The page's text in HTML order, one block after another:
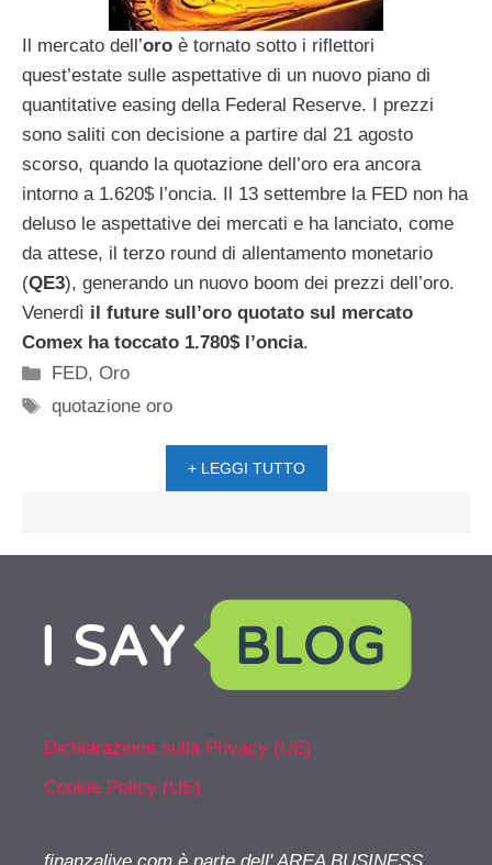
Il mercato dell’oro è tornato sotto i riflettori
quest’estate sulle aspettative di un nuovo piano di
quantitative easing della Federal Reserve. I prezzi
sono saliti con decisione a partire dal 21 agosto
scorso, quando la quotazione dell’oro era ancora
intorno a 1.620$ l’oncia. Il 13 settembre la FED non ha
deluso le aspettative dei mercati e ha lanciato, come
da attese, il terzo round di allentamento monetario
(QE3), generando un nuovo boom dei prezzi dell’oro.
Venerdì il future sull’oro quotato sul mercato
Comex ha toccato 1.780$ l’oncia.
Categorie
FED,Oro
Tag
quotazione oro
+ LEGGI TUTTO
Dichiarazione sulla Privacy (UE)
Cookie Policy (UE)